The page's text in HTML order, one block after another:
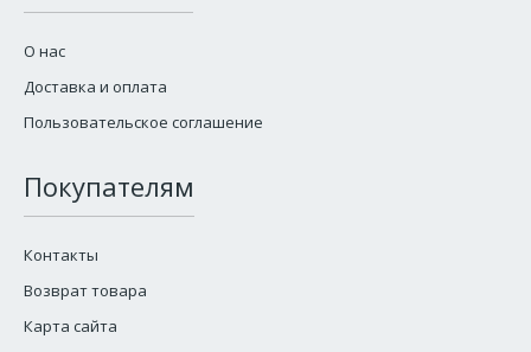
О нас
Доставка и оплата
Пользовательское соглашение
Покупателям
Контакты
Возврат товара
Карта сайта